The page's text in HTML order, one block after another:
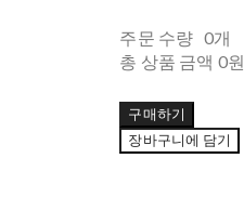
주문 수량 0개
총 상품 금액 0원
구매하기
장바구니에 담기